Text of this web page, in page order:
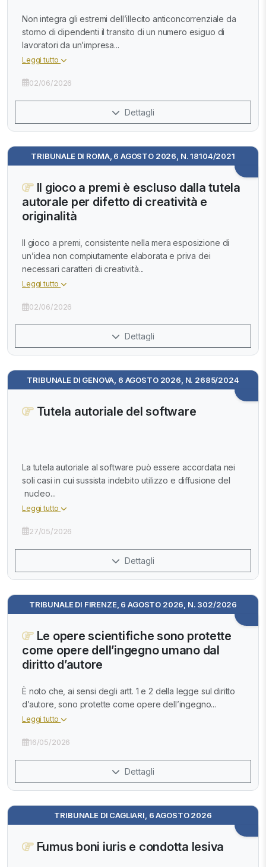
Non integra gli estremi dell’illecito anticoncorrenziale da
storno di dipendenti il transito di un numero esiguo di
lavoratori da un’impresa...
Leggi tutto
02/06/2026
Dettagli
TRIBUNALE DI ROMA, 6 AGOSTO 2026, N. 18104/2021
Il gioco a premi è escluso dalla tutela
autorale per difetto di creatività e
originalità
Il gioco a premi, consistente nella mera esposizione di
un’idea non compiutamente elaborata e priva dei
necessari caratteri di creatività...
Leggi tutto
02/06/2026
Dettagli
TRIBUNALE DI GENOVA, 6 AGOSTO 2026, N. 2685/2024
Tutela autoriale del software
La tutela autoriale al software può essere accordata nei
soli casi in cui sussista indebito utilizzo e diffusione del
nucleo...
Leggi tutto
27/05/2026
Dettagli
TRIBUNALE DI FIRENZE, 6 AGOSTO 2026, N. 302/2026
Le opere scientifiche sono protette
come opere dell’ingegno umano dal
diritto d’autore
È noto che, ai sensi degli artt. 1 e 2 della legge sul diritto
d’autore, sono protette come opere dell’ingegno...
Leggi tutto
16/05/2026
Dettagli
TRIBUNALE DI CAGLIARI, 6 AGOSTO 2026
Fumus boni iuris e condotta lesiva